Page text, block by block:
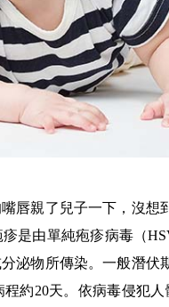
唇親了兒子一下，沒想
由單純疱疹病毒（HSV
泌物所傳染。一般潛伏
約20天。依病毒侵犯人